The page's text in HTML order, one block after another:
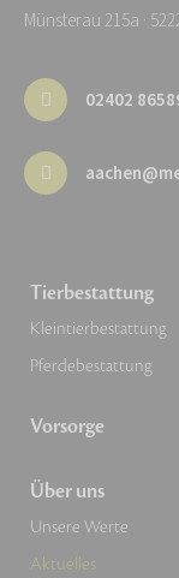
Münsterau 215a ·
02402
Tierbestattung
Kleintierbestattung
Pferdebestattung
Vorsorge
Über uns
Unsere Werte
Aktuelles